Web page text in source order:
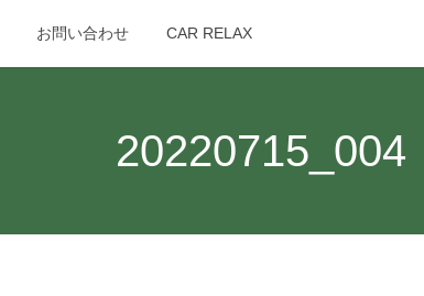
お問い合わせ CAR RELAX
20220715_004